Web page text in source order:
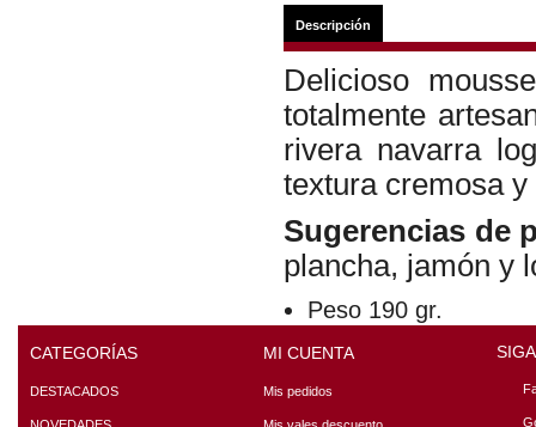
Descripción
Delicioso
totalmente
rivera navarra
textura cremosa y
Sugerencias de
plancha, jamón y
Peso 190 gr.
CATEGORÍAS
DESTACADOS
MI CUENTA
Mis pedidos